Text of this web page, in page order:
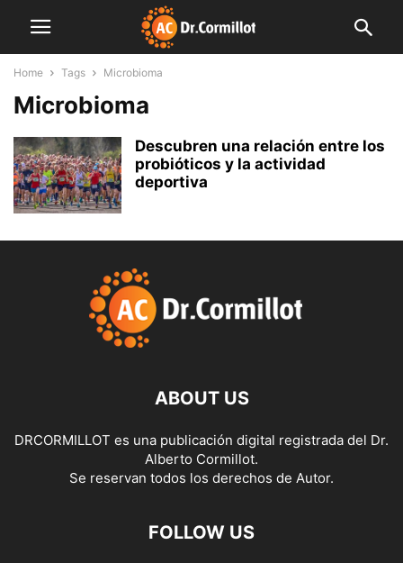
Home Tags Microbioma
Microbioma
Descubren una relación entre los
probióticos y la actividad
deportiva
ABOUT US
DRCORMILLOT es una publicación digital registrada del Dr.
Alberto Cormillot.
Se reservan todos los derechos de Autor.
FOLLOW US